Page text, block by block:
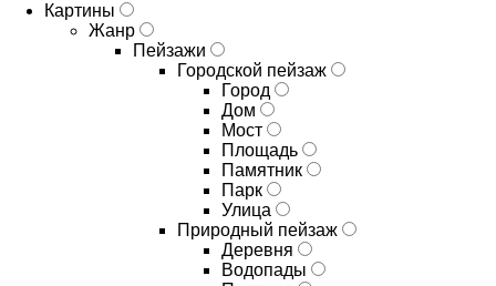
Картины
Жанр
Пейзажи
Городской пейзаж
Город
Дом
Мост
Площадь
Памятник
Парк
Улица
Природный пейзаж
Деревня
Водопады